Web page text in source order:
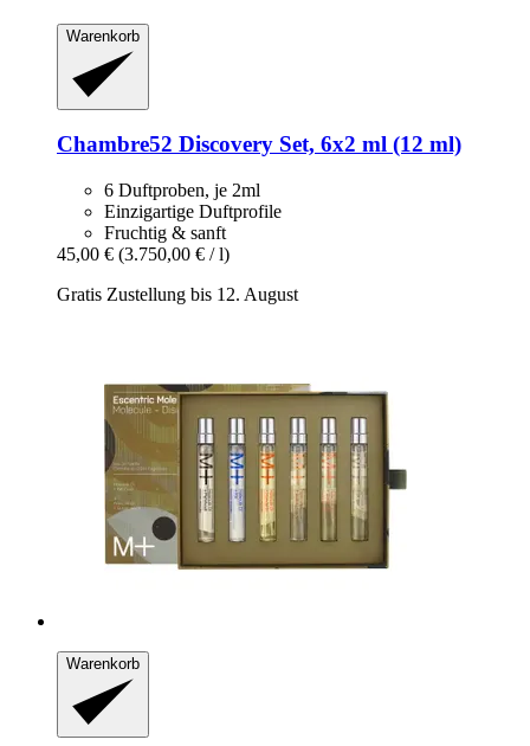
Warenkorb
Chambre52 Discovery Set, 6x2 ml (12 ml)
6 Duftproben, je 2ml
Einzigartige Duftprofile
Fruchtig & sanft
45,00 € (3.750,00 € / l)
Gratis Zustellung bis 12. August
Warenkorb